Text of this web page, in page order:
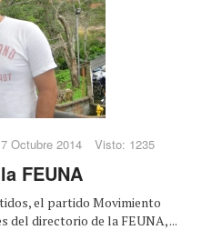
Octubre 2014 Visto: 1235
FEUNA
el partido Movimiento
del directorio de la FEUNA, ...